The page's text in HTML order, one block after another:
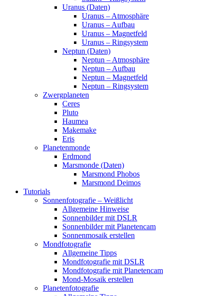
Uranus (Daten)
Uranus – Atmosphäre
Uranus – Aufbau
Uranus – Magnetfeld
Uranus – Ringsystem
Neptun (Daten)
Neptun – Atmosphäre
Neptun – Aufbau
Neptun – Magnetfeld
Neptun – Ringsystem
Zwergplaneten
Ceres
Pluto
Haumea
Makemake
Eris
Planetenmonde
Erdmond
Marsmonde (Daten)
Marsmond Phobos
Marsmond Deimos
Tutorials
Sonnenfotografie – Weißlicht
Allgemeine Hinweise
Sonnenbilder mit DSLR
Sonnenbilder mit Planetencam
Sonnenmosaik erstellen
Mondfotografie
Allgemeine Tipps
Mondfotografie mit DSLR
Mondfotografie mit Planetencam
Mond-Mosaik erstellen
Planetenfotografie